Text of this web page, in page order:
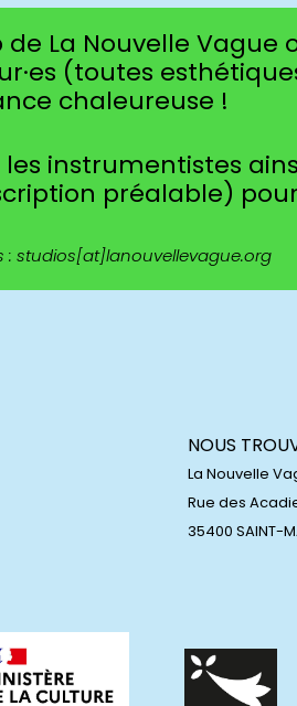
de La Nouvelle Vague
(toutes
chaleureuse !
les instrumentistes
préalable)
: studios[at]lanouvellevague.org
NOUS
La Nouvelle
Rue des
35400 SAINT-